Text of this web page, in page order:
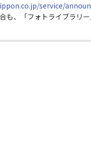
service/
も、「フォトライブラリ